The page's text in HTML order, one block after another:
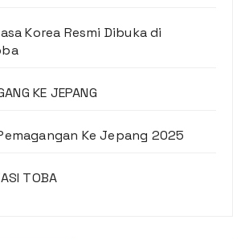
Korea Resmi Dibuka di
KE JEPANG
Ke Jepang 2025
TOBA